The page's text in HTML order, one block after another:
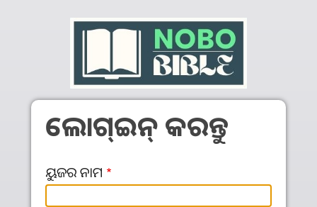
ଲୋଗ୍‍ଇନ୍‍ କରନ୍ତୁ
ୟୁଜର ନାମ